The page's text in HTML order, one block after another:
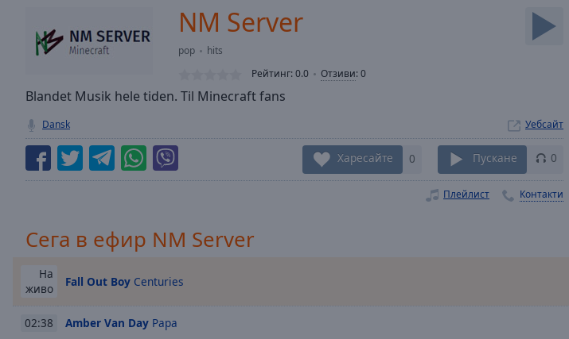
TypeLIVE
live,
currently
behind
LIVE
Remaining
Playback
NM Server
pop
hits
Рейтинг:0.0 Отзиви:0
Blandet Musik hele tiden. Til Minecraft fans
Dansk Уебсайт
Харесайте 0 Пускане 0
Плейлист Контакти
Сега в ефир NM Server
На
живо
Fall Out Boy Centuries
02:38 Amber Van Day Papa